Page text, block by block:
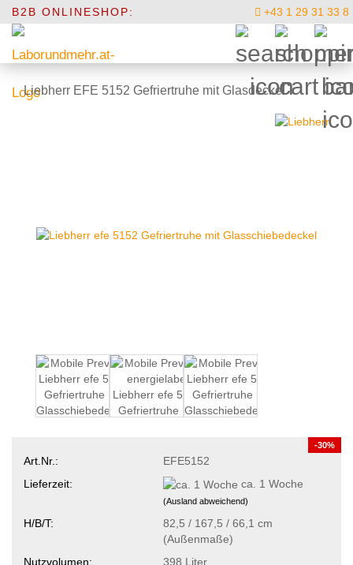
B2B ONLINESHOP: +43 1 29 31 33 8
Liebherr EFE 5152 Gefriertruhe mit Glasdeckel
-30%
Art.Nr.:
EFE5152
Lieferzeit:
ca. 1 Woche
(Ausland abweichend)
H/B/T:
82,5 / 167,5 / 66,1 cm
(Außenmaße)
Nutzvolumen:
398 Liter